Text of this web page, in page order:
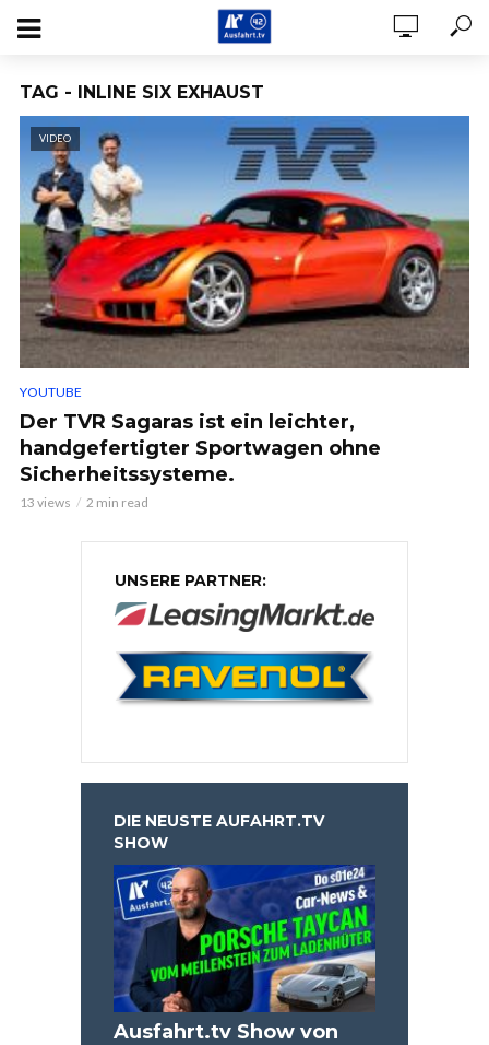
TAG - INLINE SIX EXHAUST
VIDEO
YOUTUBE
Der TVR Sagaras ist ein leichter,
handgefertigter Sportwagen ohne
Sicherheitssysteme.
13 views 2 min read
UNSERE PARTNER:
DIE NEUSTE AUFAHRT.TV
SHOW
Ausfahrt.tv Show von